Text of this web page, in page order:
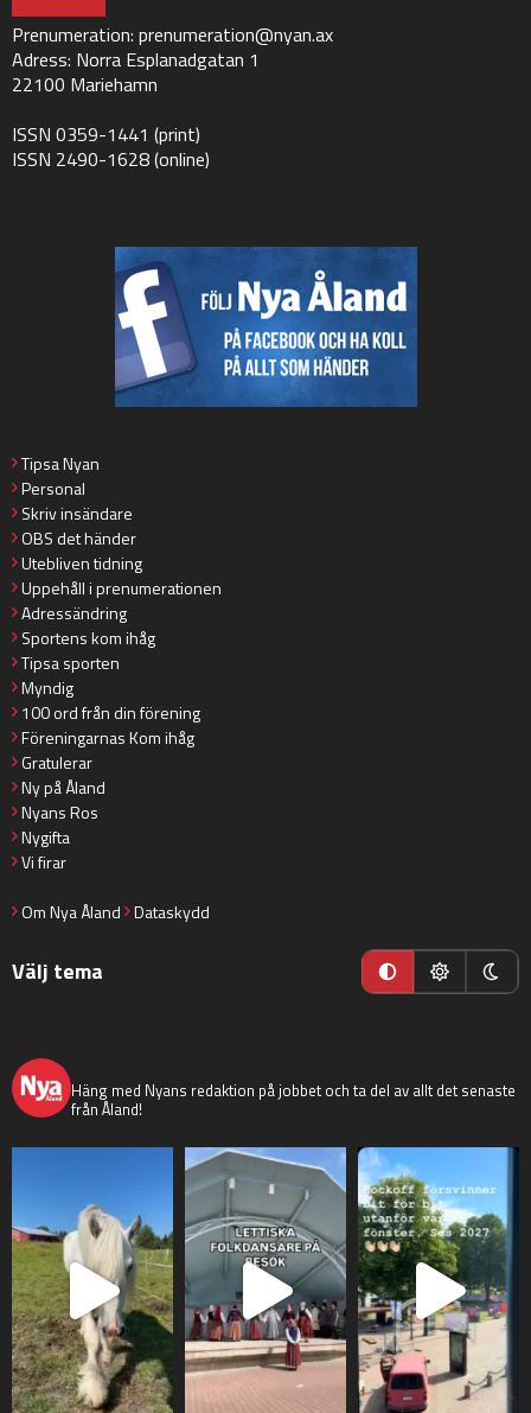
Prenumeration: prenumeration@nyan.ax
Adress: Norra Esplanadgatan 1
22100 Mariehamn
ISSN 0359-1441 (print)
ISSN 2490-1628 (online)
Tipsa Nyan
Personal
Skriv insändare
OBS det händer
Utebliven tidning
Uppehåll i prenumerationen
Adressändring
Sportens kom ihåg
Tipsa sporten
Myndig
100 ord från din förening
Föreningarnas Kom ihåg
Gratulerar
Ny på Åland
Nyans Ros
Nygifta
Vi firar
Om Nya Åland Dataskydd
Välj tema
Häng med Nyans redaktion på jobbet och ta del av allt det senaste
från Åland!